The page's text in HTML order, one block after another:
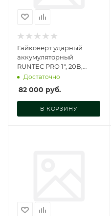
Гайковерт ударный
аккумуляторный
RUNTEC PRO 1", 20В,
2*9Ач, 2300Нм RUNTEC,
Достаточно
82 000 руб.
В КОРЗИНУ